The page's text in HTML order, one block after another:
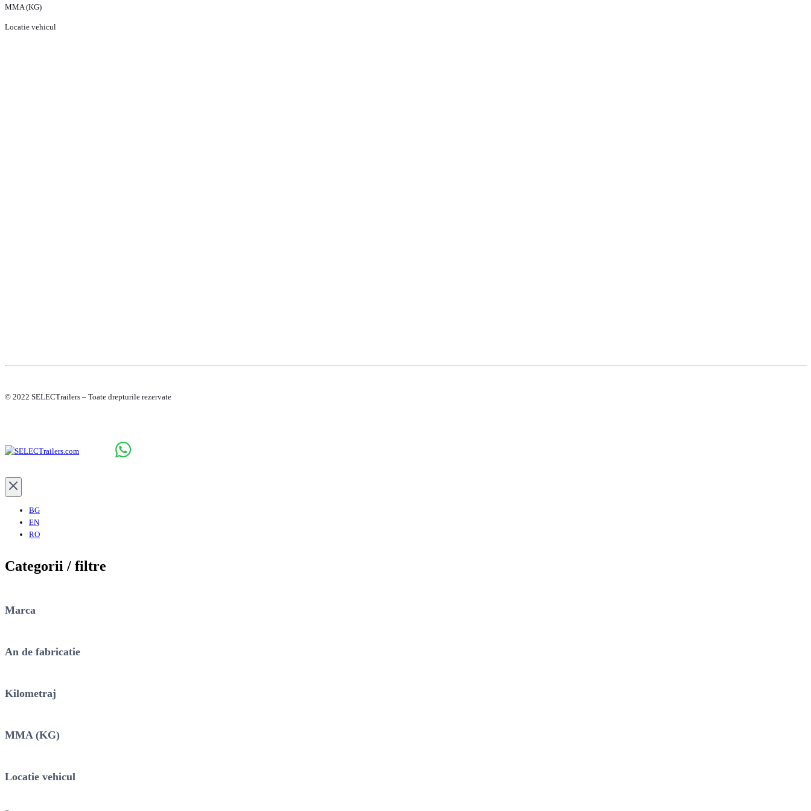
MMA (KG)
Locatie vehicul
© 2022 SELECTrailers – Toate drepturile rezervate
BG
EN
RO
Categorii / filtre
Marca
An de fabricatie
Kilometraj
MMA (KG)
Locatie vehicul